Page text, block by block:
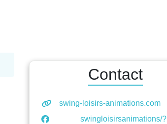
Contact
swing-loisirs-animations.com
swingloisirsanimations/?